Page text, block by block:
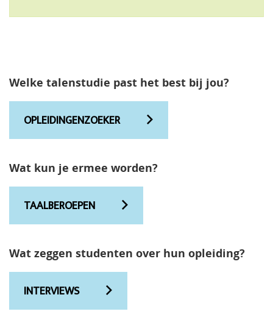
Welke talenstudie past het best bij jou?
OPLEIDINGENZOEKER
Wat kun je ermee worden?
TAALBEROEPEN
Wat zeggen studenten over hun opleiding?
INTERVIEWS